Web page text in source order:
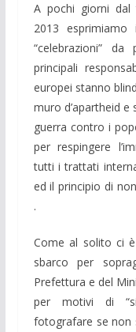
A pochi giorni dal
2013
“celebrazioni”
principali
europei stanno
muro d’apartheid
guerra contro i
per respingere
tutti i trattati
ed il principio di
.
Come al solito ci
sbarco per
Prefettura e del
per motivi di
fotografare se non